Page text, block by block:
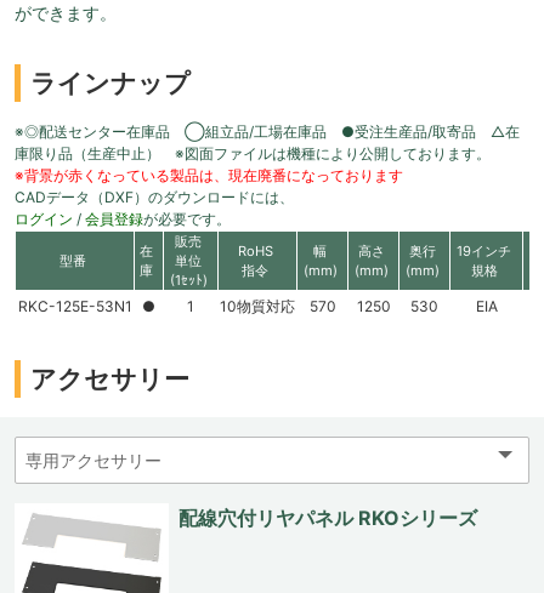
ができます。
ラインナップ
※◎配送センター在庫品 ◯組立品/工場在庫品 ●受注生産品/取寄品 △在
庫限り品（生産中止） ※図面ファイルは機種により公開しております。
※背景が赤くなっている製品は、現在廃番になっております
CADデータ（DXF）のダウンロードには、
ログイン / 会員登録が必要です。
型番
在
庫
販売
単位
(1ｾｯﾄ)
RoHS
指令
幅
(mm)
高さ
(mm)
奥行
(mm)
19インチ
規格
RKC-125E-53N1 ● 1 10物質対応 570 1250 530 EIA
アクセサリー
配線穴付リヤパネル RKOシリーズ